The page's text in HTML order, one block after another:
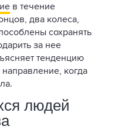
в течение
два колеса,
сохранять
за нее
тенденцию
когда
людей